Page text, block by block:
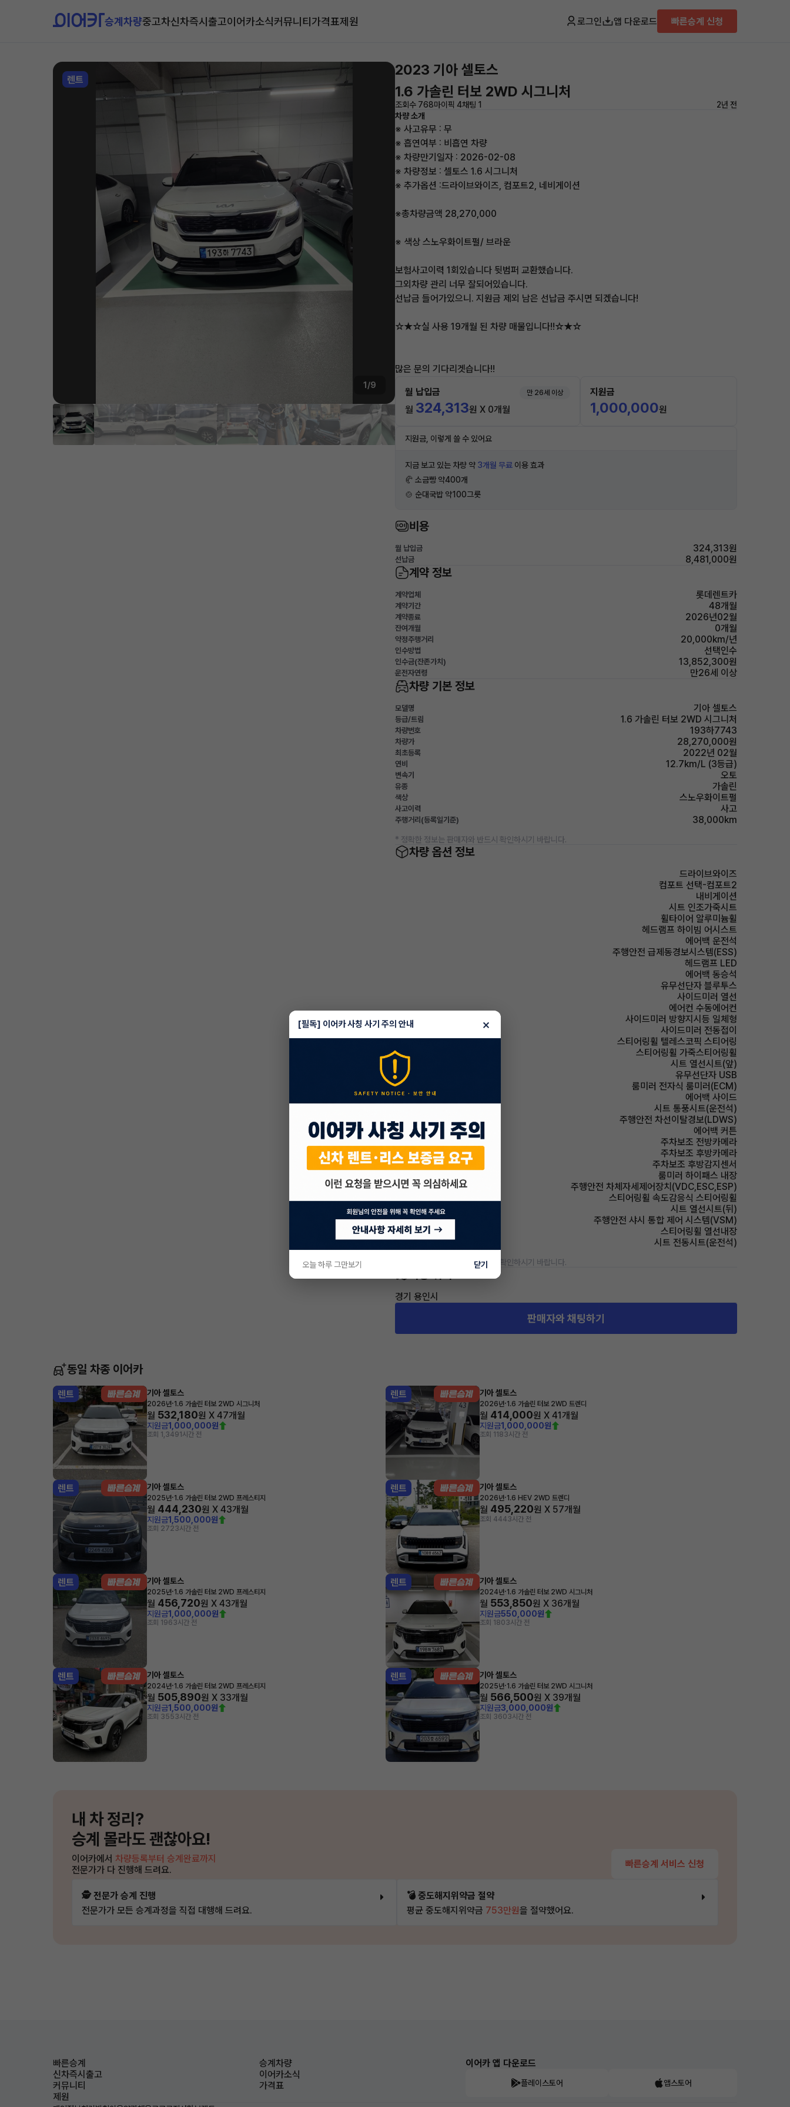
승계차량중고차신차즉시출고이어카소식커뮤니티가격표제원 로그인 앱 다운로드 빠른승계 신청
렌트
1/9
2023 기아 셀토스
1.6 가솔린 터보 2WD 시그니처
조회수 768마이픽 4채팅 1
2년 전
차량 소개
※ 사고유무 : 무
※ 흡연여부 : 비흡연 차량
※ 차량만기일자 : 2026-02-08
※ 차량정보 : 셀토스 1.6 시그니처
※ 추가옵션 :드라이브와이즈, 컴포트2, 네비게이션
※총차량금액 28,270,000
※ 색상 스노우화이트펄/ 브라운
보험사고이력 1회있습니다 뒷범퍼 교환했습니다.
그외차량 관리 너무 잘되어있습니다.
선납금 들어가있으니. 지원금 제외 남은 선납금 주시면 되겠습니다!
☆★☆실 사용 19개월 된 차량 매물입니다!!☆★☆
많은 문의 기다리겟습니다!!
월 납입금 만 26세 이상
월 324,313원 X 0개월
지원금
1,000,000원
지원금, 이렇게 쓸 수 있어요
지금 보고 있는 차량 약 3개월 무료 이용 효과
🥐 소금빵 약400개
🍲 순대국밥 약100그릇
비용
월 납입금 324,313원
선납금 8,481,000원
계약 정보
계약업체 롯데렌트카
계약기간 48개월
계약종료 2026년02월
잔여개월 0개월
약정주행거리 20,000km/년
인수방법 선택인수
인수금(잔존가치) 13,852,300원
운전자연령 만26세 이상
차량 기본 정보
모델명 기아 셀토스
등급/트림 1.6 가솔린 터보 2WD 시그니처
차량번호 193하7743
차량가 28,270,000원
최초등록 2022년 02월
연비 12.7km/L (3등급)
변속기 오토
유종 가솔린
색상 스노우화이트펄
사고이력 사고
주행거리(등록일기준) 38,000km
* 정확한 정보는 판매자와 반드시 확인하시기 바랍니다.
차량 옵션 정보
드라이브와이즈
컴포트 선택-컴포트2
내비게이션
시트 인조가죽시트
휠타이어 알루미늄휠
헤드램프 하이빔 어시스트
에어백 운전석
주행안전 급제동경보시스템(ESS)
헤드램프 LED
에어백 동승석
유무선단자 블루투스
사이드미러 열선
에어컨 수동에어컨
사이드미러 방향지시등 일체형
사이드미러 전동접이
스티어링휠 텔레스코픽 스티어링
스티어링휠 가죽스티어링휠
시트 열선시트(앞)
유무선단자 USB
룸미러 전자식 룸미러(ECM)
에어백 사이드
시트 통풍시트(운전석)
주행안전 차선이탈경보(LDWS)
에어백 커튼
주차보조 전방카메라
주차보조 후방카메라
주차보조 후방감지센서
룸미러 하이패스 내장
주행안전 차체자세제어장치(VDC,ESC,ESP)
스티어링휠 속도감응식 스티어링휠
시트 열선시트(뒤)
주행안전 샤시 통합 제어 시스템(VSM)
스티어링휠 열선내장
시트 전동시트(운전석)
* 정확한 정보는 판매자와 반드시 확인하시기 바랍니다.
경기 용인시
판매자와 채팅하기
동일 차종 이어카
렌트 기아 셀토스
2026년·1.6 가솔린 터보 2WD 시그니처
월 532,180원 X 47개월
지원금1,000,000원
조회 1,3491시간 전
렌트 기아 셀토스
2026년·1.6 가솔린 터보 2WD 트렌디
월 414,000원 X 41개월
지원금1,000,000원
조회 1183시간 전
렌트 기아 셀토스
2025년·1.6 가솔린 터보 2WD 프레스티지
월 444,230원 X 43개월
지원금1,500,000원
조회 2723시간 전
렌트 기아 셀토스
2026년·1.6 HEV 2WD 트렌디
월 495,220원 X 57개월
조회 4443시간 전
렌트 기아 셀토스
2025년·1.6 가솔린 터보 2WD 프레스티지
월 456,720원 X 43개월
지원금1,000,000원
조회 1963시간 전
렌트 기아 셀토스
2024년·1.6 가솔린 터보 2WD 시그니처
월 553,850원 X 36개월
지원금550,000원
조회 1803시간 전
렌트 기아 셀토스
2024년·1.6 가솔린 터보 2WD 프레스티지
월 505,890원 X 33개월
지원금1,500,000원
조회 3553시간 전
렌트 기아 셀토스
2025년·1.6 가솔린 터보 2WD 시그니처
월 566,500원 X 39개월
지원금3,000,000원
조회 3603시간 전
내 차 정리?
승계 몰라도 괜찮아요!
이어카에서 차량등록부터 승계완료까지
전문가가 다 진행해 드려요.
빠른승계 서비스 신청
🕵️ 전문가 승계 진행
전문가가 모든 승계과정을 직접 대행해 드려요.
💣 중도해지위약금 절약
평균 중도해지위약금 753만원을 절약했어요.
빠른승계
승계차량
신차즉시출고
이어카소식
커뮤니티
가격표
제원
이어카 앱 다운로드
플레이스토어 앱스토어
[필독] 이어카 사칭 사기 주의 안내 ×
오늘 하루 그만보기 닫기